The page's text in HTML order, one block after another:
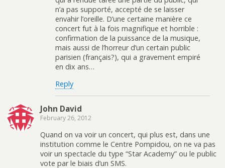
n’a pas supporté, accepté de se laisser
envahir l’oreille. D’une certaine manière ce
concert fut à la fois magnifique et horrible :
confirmation de la puissance de la musique,
mais aussi de l’horreur d’un certain public
parisien (français?), qui a gravement empiré
en dix ans…
Reply
John David
February 26, 2012
Quand on va voir un concert, qui plus est, dans une
institution comme le Centre Pompidou, on ne va pas
voir un spectacle du type “Star Academy” ou le public
vote par le biais d’un SMS.